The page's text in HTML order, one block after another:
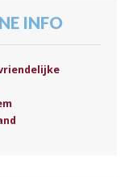
INFO